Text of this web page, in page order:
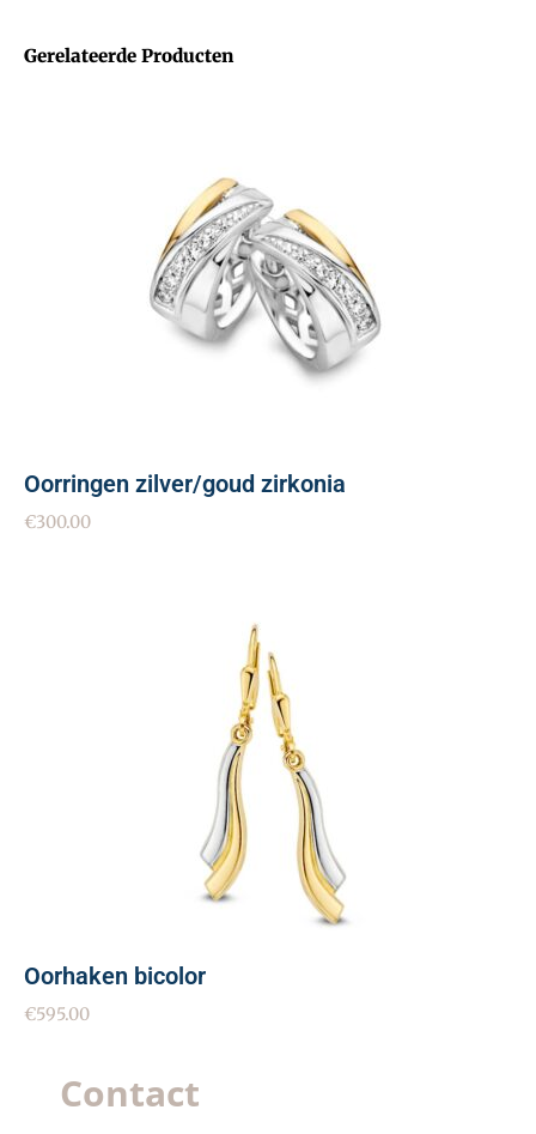
Gerelateerde Producten
Oorringen zilver/goud zirkonia
€300.00
Oorhaken bicolor
€595.00
Contact